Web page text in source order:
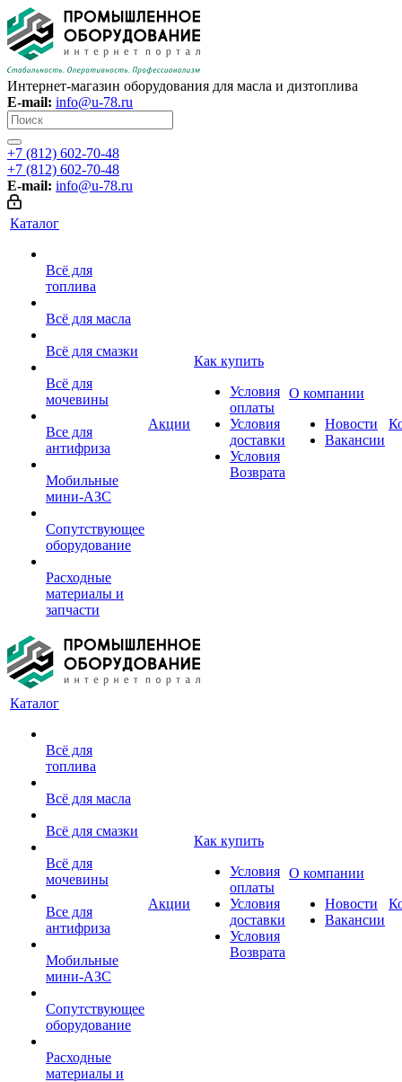
Интернет-магазин оборудования для масла и дизтоплива
E-mail: info@u-78.ru
+7 (812) 602-70-48
+7 (812) 602-70-48
E-mail: info@u-78.ru
Каталог
Всё для
топлива
Всё для масла
Всё для смазки
Всё для
мочевины
Все для
антифриза
Мобильные
мини-АЗС
Сопутствующее
оборудование
Расходные
материалы и
запчасти
Акции
Как купить
Условия
оплаты
Условия
доставки
Условия
Возврата
О компании
Новости
Вакансии
Каталог
Всё для
топлива
Всё для масла
Всё для смазки
Всё для
мочевины
Все для
антифриза
Мобильные
мини-АЗС
Сопутствующее
оборудование
Расходные
материалы и
Акции
Как купить
Условия
оплаты
Условия
доставки
Условия
Возврата
О компании
Новости
Вакансии